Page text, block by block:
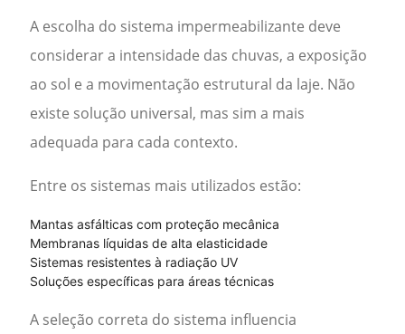
A escolha do sistema impermeabilizante deve
considerar a intensidade das chuvas, a exposição
ao sol e a movimentação estrutural da laje. Não
existe solução universal, mas sim a mais
adequada para cada contexto.
Entre os sistemas mais utilizados estão:
Mantas asfálticas com proteção mecânica
Membranas líquidas de alta elasticidade
Sistemas resistentes à radiação UV
Soluções específicas para áreas técnicas
A seleção correta do sistema influencia